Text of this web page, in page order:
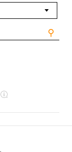
⚲